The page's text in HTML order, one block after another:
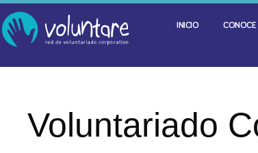
INICIO CONOCE
Voluntariado